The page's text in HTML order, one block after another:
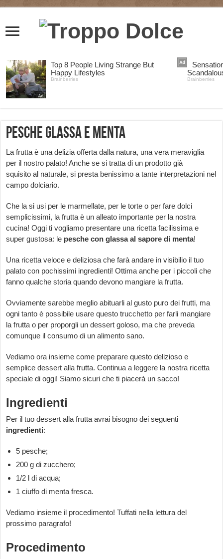
Pesche glassa e menta
La frutta è una delizia offerta dalla natura, una vera meraviglia
per il nostro palato! Anche se si tratta di un prodotto già
squisito al naturale, si presta benissimo a tante interpretazioni nel
campo dolciario.
Che la si usi per le marmellate, per le torte o per fare dolci
semplicissimi, la frutta è un alleato importante per la nostra
cucina! Oggi ti vogliamo presentare una ricetta facilissima e
super gustosa: le pesche con glassa al sapore di menta!
Una ricetta veloce e deliziosa che farà andare in visibilio il tuo
palato con pochissimi ingredienti! Ottima anche per i piccoli che
fanno qualche storia quando devono mangiare la frutta.
Ovviamente sarebbe meglio abituarli al gusto puro dei frutti, ma
ogni tanto è possibile usare questo trucchetto per farli mangiare
la frutta o per proporgli un dessert goloso, ma che preveda
comunque il consumo di un alimento sano.
Vediamo ora insieme come preparare questo delizioso e
semplice dessert alla frutta. Continua a leggere la nostra ricetta
speciale di oggi! Siamo sicuri che ti piacerà un sacco!
Ingredienti
Per il tuo dessert alla frutta avrai bisogno dei seguenti
ingredienti:
5 pesche;
200 g di zucchero;
1/2 l di acqua;
1 ciuffo di menta fresca.
Vediamo insieme il procedimento! Tuffati nella lettura del
prossimo paragrafo!
Procedimento